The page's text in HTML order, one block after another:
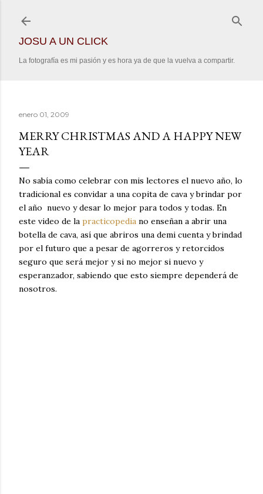
JOSU A UN CLICK
La fotografía es mi pasión y es hora ya de que la vuelva a compartir.
enero 01, 2009
MERRY CHRISTMAS AND A HAPPY NEW
YEAR
No sabía como celebrar con mis lectores el nuevo año, lo
tradicional es convidar a una copita de cava y brindar por
el año nuevo y desar lo mejor para todos y todas. En
este video de la practicopedia no enseñan a abrir una
botella de cava, así que abriros una demi cuenta y brindad
por el futuro que a pesar de agorreros y retorcidos
seguro que será mejor y si no mejor si nuevo y
esperanzador, sabiendo que esto siempre dependerá de
nosotros.